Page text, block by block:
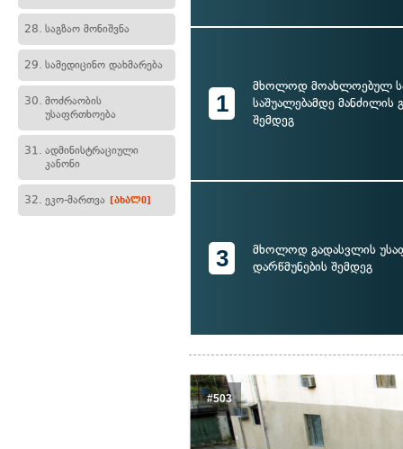
28. საგზაო მონიშვნა
29. სამედიცინო დახმარება
30. მოძრაობის
უსაფრთხოება
31. ადმინისტრაციული
კანონი
32. ეკო-მართვა [ახალი]
1
მხოლოდ მოახლოებულ
საშუალებამდე მანძილის
შემდეგ
3
მხოლოდ გადასვლის
დარწმუნების შემდეგ
#503